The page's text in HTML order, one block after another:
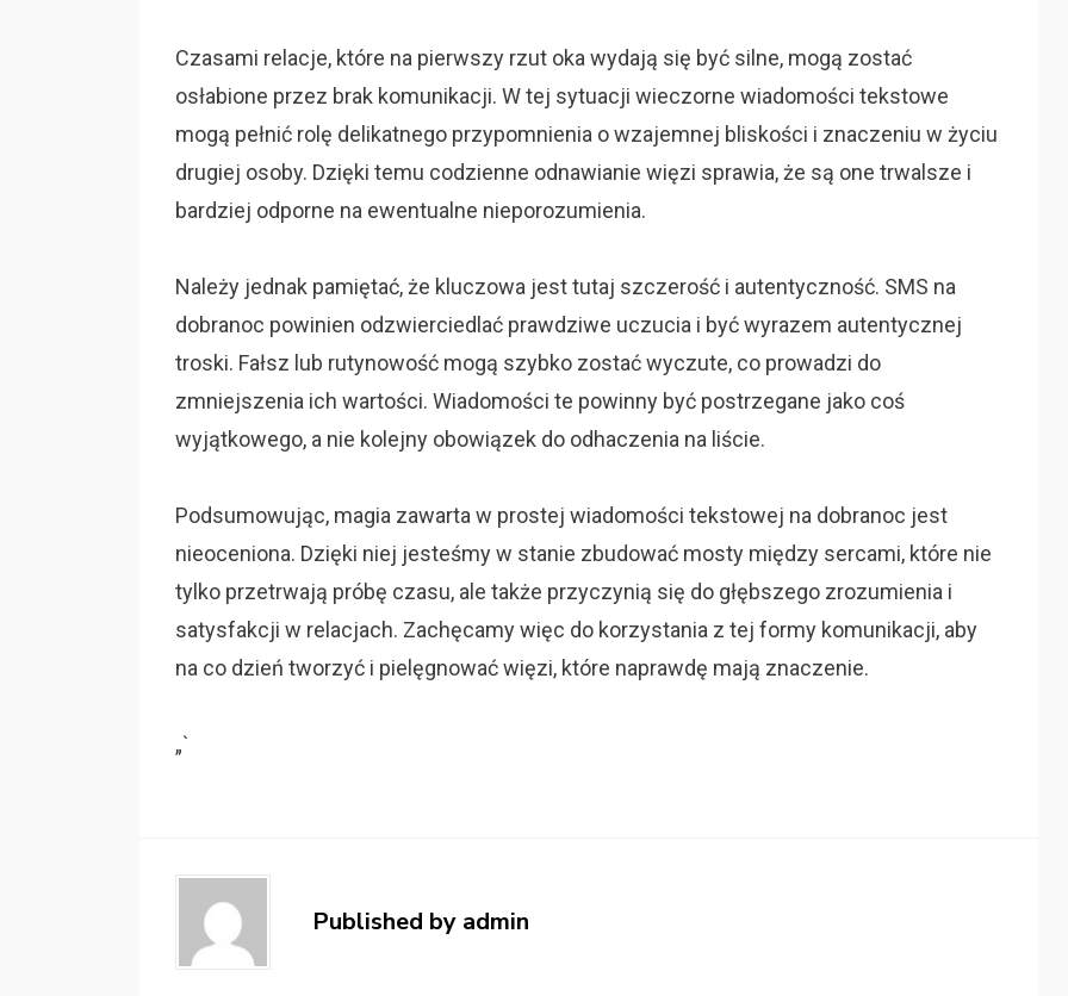
Czasami relacje, które na pierwszy rzut oka wydają się być silne, mogą zostać
osłabione przez brak komunikacji. W tej sytuacji wieczorne wiadomości tekstowe
mogą pełnić rolę delikatnego przypomnienia o wzajemnej bliskości i znaczeniu w życiu
drugiej osoby. Dzięki temu codzienne odnawianie więzi sprawia, że są one trwalsze i
bardziej odporne na ewentualne nieporozumienia.
Należy jednak pamiętać, że kluczowa jest tutaj szczerość i autentyczność. SMS na
dobranoc powinien odzwierciedlać prawdziwe uczucia i być wyrazem autentycznej
troski. Fałsz lub rutynowość mogą szybko zostać wyczute, co prowadzi do
zmniejszenia ich wartości. Wiadomości te powinny być postrzegane jako coś
wyjątkowego, a nie kolejny obowiązek do odhaczenia na liście.
Podsumowując, magia zawarta w prostej wiadomości tekstowej na dobranoc jest
nieoceniona. Dzięki niej jesteśmy w stanie zbudować mosty między sercami, które nie
tylko przetrwają próbę czasu, ale także przyczynią się do głębszego zrozumienia i
satysfakcji w relacjach. Zachęcamy więc do korzystania z tej formy komunikacji, aby
na co dzień tworzyć i pielęgnować więzi, które naprawdę mają znaczenie.
„`
Published by admin